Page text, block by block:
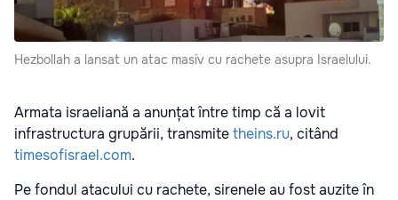
Hezbollah a lansat un atac masiv cu rachete asupra Israelului.
Armata israeliană a anunțat între timp că a lovit
infrastructura grupării, transmitetheins.ru, citând
timesofisrael.com.
Pe fondul atacului cu rachete, sirenele au fost auzite în